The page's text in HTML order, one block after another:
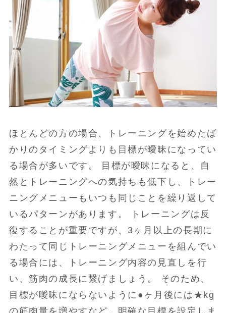
ほとんどの方の場合、トレーニングを始めたば
かりのタイミングよりも目標が曖昧になってい
る場合が多いです。 目標が曖昧になると、自
然とトレーニングへの気持ちも低下し、トレー
ニングメニューもいつも同じことを繰り返して
いるパターンがあります。 トレーニングは反
復することが重要ですが、3ヶ月以上の長期に
わたって同じトレーニングメニューを組んでい
る場合には、トレーニング内容の見直しを行
い、筋肉の成長に繋げましょう。 そのため、
目標が曖昧にならないように●ヶ月後には★kg